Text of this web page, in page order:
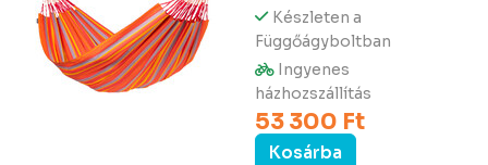
Készleten a
Függőágyboltban
Ingyenes
házhozszállítás
53 300 Ft
Kosárba